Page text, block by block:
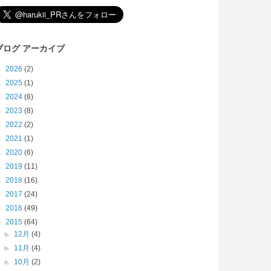
ログ アーカイブ
2026 (2)
2025 (1)
2024 (6)
2023 (8)
2022 (2)
2021 (1)
2020 (6)
2019 (11)
2018 (16)
2017 (24)
2016 (49)
2015 (64)
► 12月(4)
► 11月(4)
► 10月(2)